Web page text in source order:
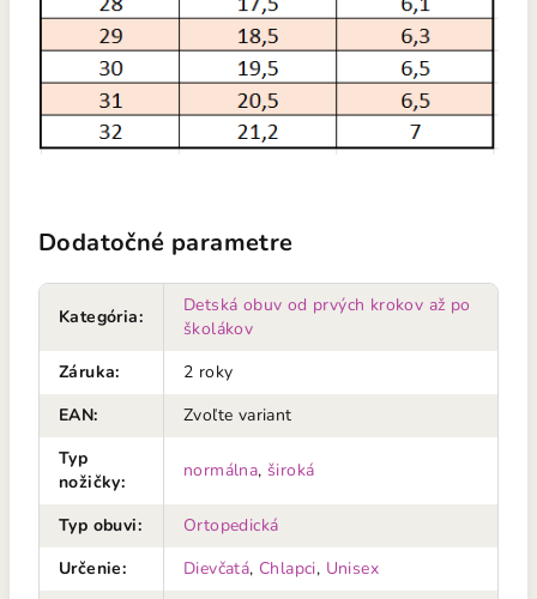
Dodatočné parametre
Kategória:
Detská obuv od prvých krokov až po
školákov
Záruka:
2 roky
EAN:
Zvoľte variant
Typ
nožičky:
normálna, široká
Typ obuvi:
Ortopedická
Určenie: Dievčatá, Chlapci, Unisex